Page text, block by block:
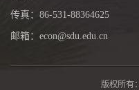
传真：86-531-88364625
邮箱：econ@sdu.edu.cn
版权所有